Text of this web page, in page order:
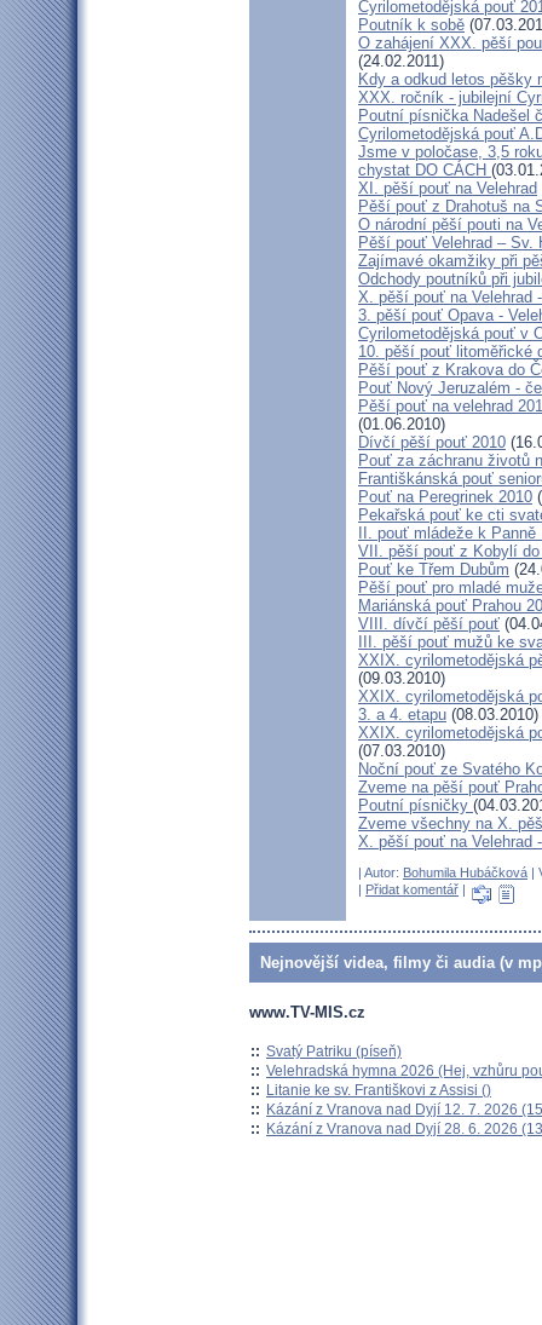
Cyrilometodějská pouť
Poutník k sobě
O zahájení XXX. pěší
(24.02.2011)
Kdy a odkud letos pěšky
XXX. ročník - jubilejní
Poutní písnička Nadešel
Cyrilometodějská pouť
Jsme v poločase, 3,5
chystat DO CÁCH
XI. pěší pouť na Velehrad
Pěší pouť z Drahotuš na
O národní pěší pouti na
Pěší pouť Velehrad – Sv.
Zajímavé okamžiky při
Odchody poutníků při
X. pěší pouť na Velehrad
3. pěší pouť Opava -
Cyrilometodějská pouť v
10. pěší pouť litoměřické
Pěší pouť z Krakova do
Pouť Nový Jeruzalém -
Pěší pouť na velehrad
(01.06.2010)
Dívčí pěší pouť 2010
Pouť za záchranu životů
Františkánská pouť
Pouť na Peregrinek 2010
Pekařská pouť ke cti
II. pouť mládeže k Panně
VII. pěší pouť z Kobylí
Pouť ke Třem Dubům
Pěší pouť pro mladé
Mariánská pouť Prahou
VIII. dívčí pěší pouť
III. pěší pouť mužů ke
XXIX. cyrilometodějská
(09.03.2010)
XXIX. cyrilometodějská
3. a 4. etapu (08.03.2010)
XXIX. cyrilometodějská
(07.03.2010)
Noční pouť ze Svatého
Zveme na pěší pouť
Poutní písničky
Zveme všechny na X.
X. pěší pouť na Velehrad
| Autor: Bohumila Hubáčková |
| Přidat komentář |
Nejnovější videa, filmy či audia (v
www.TV-MIS.cz
:: Svatý Patriku (píseň)
:: Velehradská hymna 2026 (Hej, vzhůru
:: Litanie ke sv. Františkovi z Assisi ()
:: Kázání z Vranova nad Dyjí 12. 7. 2026
:: Kázání z Vranova nad Dyjí 28. 6. 2026